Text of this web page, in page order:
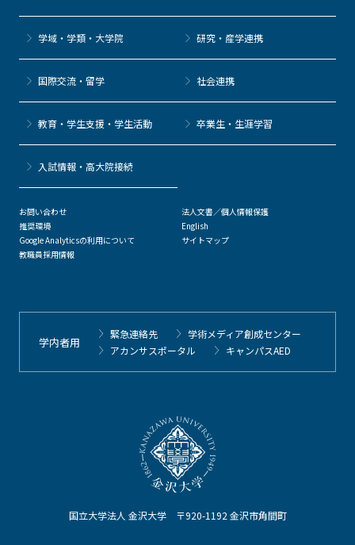
国立大学法人 金沢大学 〒920-1192 金沢市角間町
学域・学類・大学院 研究・産学連携
国際交流・留学 社会連携
教育・学生支援・学生活動 卒業生・生涯学習
⼊試情報・高大院接続
お問い合わせ
推奨環境
Google Analyticsの利用について
教職員採用情報
法人文書／個人情報保護
English
サイトマップ
学内者用
緊急連絡先
学術メディア創成センター
アカンサスポータル
キャンパスAED